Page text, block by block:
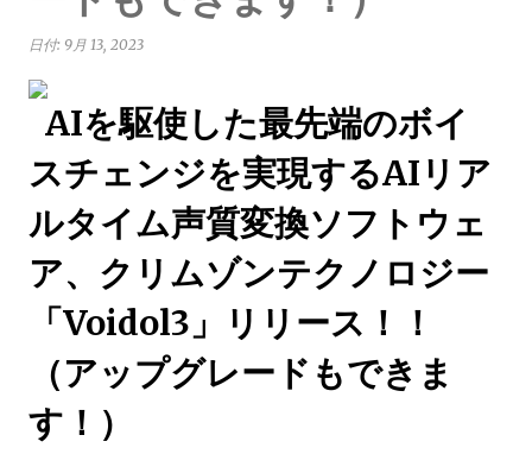
日付: 9月 13, 2023
AIを駆使した最先端のボイ
スチェンジを実現するAIリア
ルタイム声質変換ソフトウェ
ア、クリムゾンテクノロジー
「Voidol3」リリース！！
（アップグレードもできま
す！）